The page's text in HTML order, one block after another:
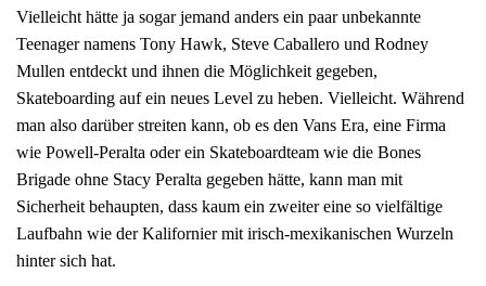
Vielleicht hätte ja sogar jemand anders ein paar unbekannte
Teenager namens Tony Hawk, Steve Caballero und Rodney
Mullen entdeckt und ihnen die Möglichkeit gegeben,
Skateboarding auf ein neues Level zu heben. Vielleicht. Während
man also darüber streiten kann, ob es den Vans Era, eine Firma
wie Powell-Peralta oder ein Skateboardteam wie die Bones
Brigade ohne Stacy Peralta gegeben hätte, kann man mit
Sicherheit behaupten, dass kaum ein zweiter eine so vielfältige
Laufbahn wie der Kalifornier mit irisch-mexikanischen Wurzeln
hinter sich hat.